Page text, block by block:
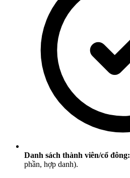
Danh sách thành viên/cổ đông:
phần, hợp danh).